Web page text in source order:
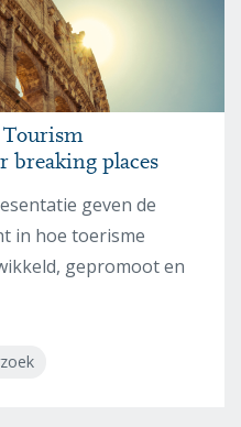
Tourism
breaking places
geven de
in hoe toerisme
gepromoot en